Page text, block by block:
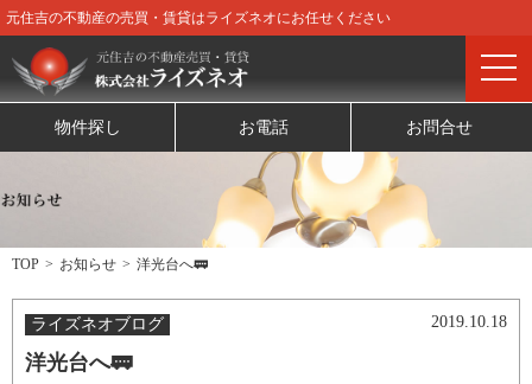
元住吉の不動産の売買・賃貸はライズネオにお任せください
物件探し お電話 お問合せ
TOP お知らせ 洋光台へ🚃
2019.10.18
ライズネオブログ
洋光台へ🚃